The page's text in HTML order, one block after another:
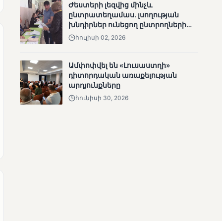
անհետացած
անչափահասների
որոնողական
աշխատանքները
ՄՈՒՆԵՏԻԿ
Ժեստերի լեզվից մինչև
ընտրատեղամաս. լսողության
խնդիրներ ունեցող ընտրողների
ճանապարհը
հուլիսի 02, 2026
Ամփոփվել են «Լուսաստղի»
դիտորդական առաքելության
արդյունքները
հունիսի 30, 2026